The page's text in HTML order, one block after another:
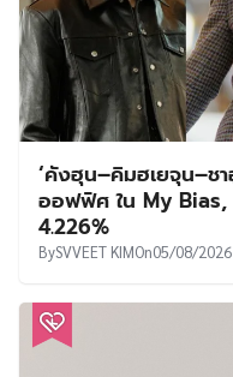
‘คังฮุน–คิมฮเยจุน–ช
ออฟฟิศ ใน My
4.226%
BySVVEET KIMOn05/08/2026